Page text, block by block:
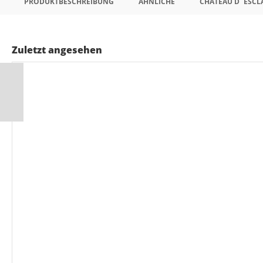
Zuletzt angesehen